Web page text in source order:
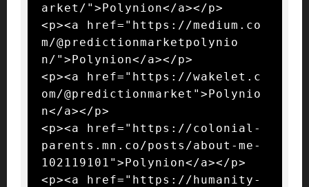
arket/">Polynion</a></p>
<p><a href="https://medium.co
m/@predictionmarketpolynio
n/">Polynion</a></p>
<p><a href="https://wakelet.c
om/@predictionmarket">Polynio
n</a></p>
<p><a href="https://colonial-
parents.mn.co/posts/about-me-
102119101">Polynion</a></p>
<p><a href="https://humanity-